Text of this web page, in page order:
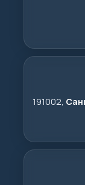
191002,